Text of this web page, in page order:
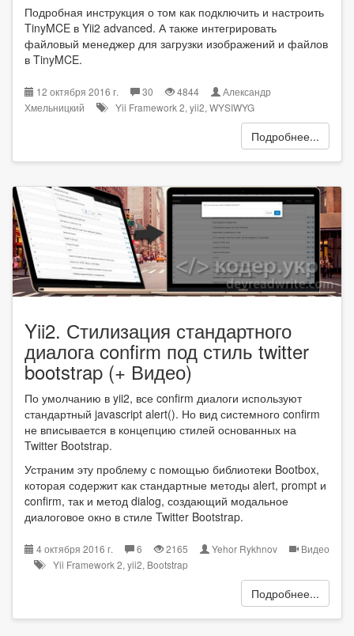
Подробная инструкция о том как подключить и настроить
TinyMCE в Yii2 advanced. А также интегрировать
файловый менеджер для загрузки изображений и файлов
в TinyMCE.
12 октября 2016 г. 30 4844
Александр
Хмельницкий
Yii Framework 2, yii2, WYSIWYG
Подробнее...
Yii2. Стилизация стандартного
диалога confirm под стиль twitter
bootstrap (+ Видео)
По умолчанию в yii2, все confirm диалоги используют
стандартный javascript alert(). Но вид системного confirm
не вписывается в концепцию стилей основанных на
Twitter Bootstrap.
Устраним эту проблему с помощью библиотеки Bootbox,
которая содержит как стандартные методы alert, prompt и
confirm, так и метод dialog, создающий модальное
диалоговое окно в стиле Twitter Bootstrap.
4 октября 2016 г. 6 2165 Yehor Rykhnov
Видео
Yii Framework 2, yii2, Bootstrap
Подробнее...